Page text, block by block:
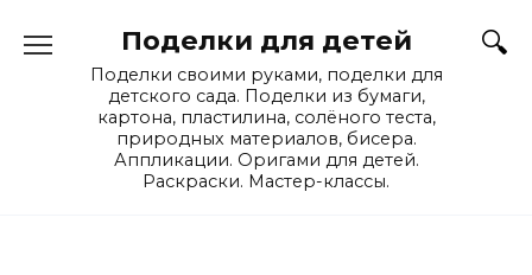
Поделки для детей
Поделки своими руками, поделки для
детского сада. Поделки из бумаги,
картона, пластилина, солёного теста,
природных материалов, бисера.
Аппликации. Оригами для детей.
Раскраски. Мастер-классы.